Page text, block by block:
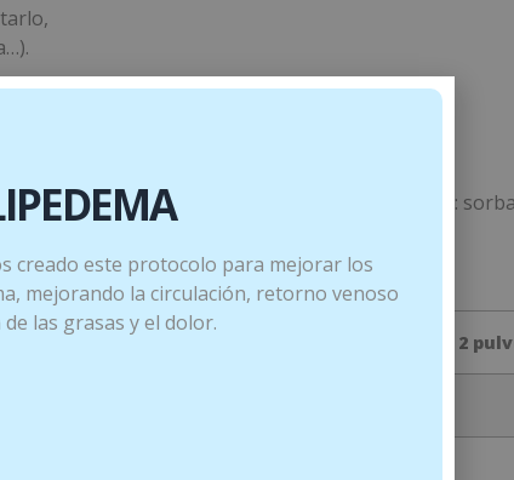
(tapas de flores), melatonina, conservantes:
1 pulverización 2
creado este protocolo para mejorar los
mejorando la circulación, retorno venoso
las grasas y el dolor.